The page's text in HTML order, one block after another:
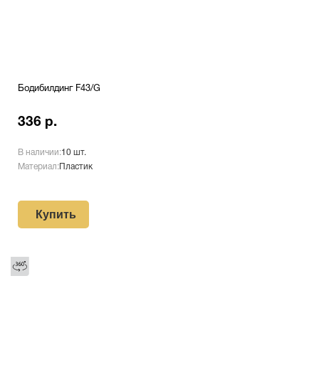
Бодибилдинг F43/G
336 р.
В наличии:10 шт.
Материал: Пластик
Купить